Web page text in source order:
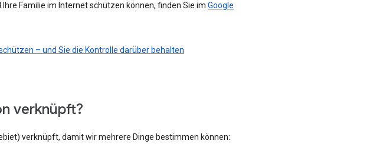
Familie im Internet schützen können, finden Sie im Google
– und Sie die Kontrolle darüber behalten
verknüpft?
verknüpft, damit wir mehrere Dinge bestimmen können: